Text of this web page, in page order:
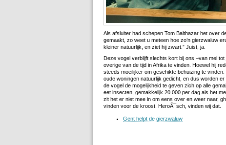
Als afsluiter had schepen Tom Balthazar het over
gemaakt, zo weet u meteen hoe zo’n gierzwaluw
kleiner natuurlijk, en ziet hij zwart.” Juist, ja.
Deze vogel verblijft slechts kort bij ons –van mei
overige van de tijd in Afrika te vinden. Hoewel hij
steeds moeilijker om geschikte behuizing te
oude woningen natuurlijk gedicht, en dus worden
de vogel de mogelijkheid te geven zich op alle
eet insecten, gemakkelijk 20.000 per dag als het
zit het er niet mee in om eens over en weer naar,
vinden voor de kroost. HeroÃ¯sch, vinden wij dat.
Gent helpt de gierzwaluw